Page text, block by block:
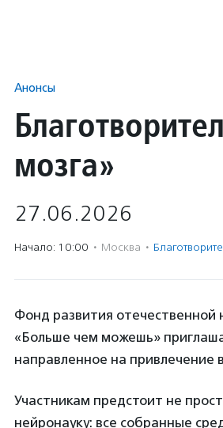
Анонсы
мозга»
27.06.2026
Начало: 10:00 · Москва ·
Фонд развития
«Больше чем можешь»
направленное на привлечение
Участникам предстоит не
нейронауку: все собранные